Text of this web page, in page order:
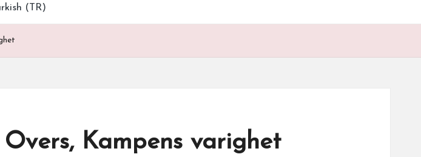
(TR)
Kampens varighet